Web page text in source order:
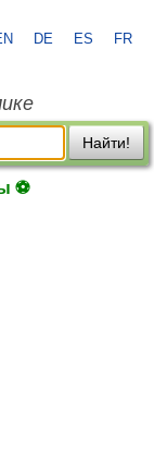
DE ES FR
Найти!
⚽